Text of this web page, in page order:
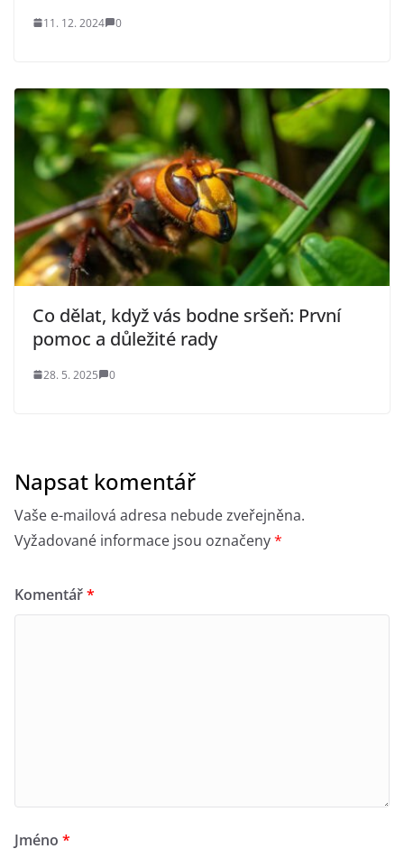
11. 12. 2024 0
Co dělat, když vás bodne sršeň: První
pomoc a důležité rady
28. 5. 2025 0
Napsat komentář
Vaše e-mailová adresa nebude zveřejněna.
Vyžadované informace jsou označeny*
Komentář*
Jméno *